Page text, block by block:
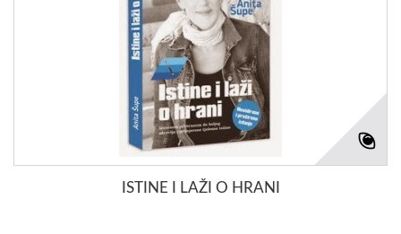
ISTINE I LAŽI O HRANI